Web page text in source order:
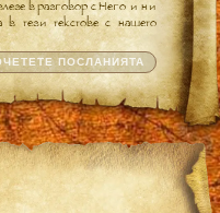
в разговор с Него и ни
тези текстове с нашето
ПОСЛАНИЯТА